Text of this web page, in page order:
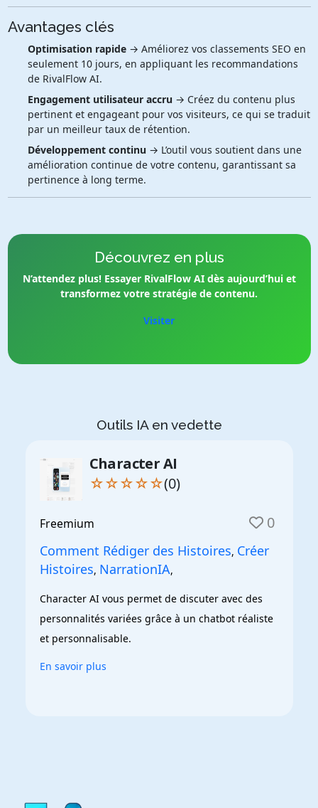
Avantages clés
Optimisation rapide→ Améliorez vos classements SEO en
seulement 10 jours, en appliquant les recommandations
de RivalFlow AI.
Engagement utilisateur accru→ Créez du contenu plus
pertinent et engageant pour vos visiteurs, ce qui se traduit
par un meilleur taux de rétention.
Développement continu→ L’outil vous soutient dans une
amélioration continue de votre contenu, garantissant sa
pertinence à long terme.
Découvrez en plus
N’attendez plus! Essayer RivalFlow AI dès aujourd’hui et
transformez votre stratégie de contenu.
Visiter
Outils IA en vedette
Character AI
☆☆☆☆☆(0)
Freemium 0
Comment Rédiger des Histoires, Créer
Histoires, NarrationIA,
Character AI vous permet de discuter avec des
personnalités variées grâce à un chatbot réaliste
et personnalisable.
En savoir plus